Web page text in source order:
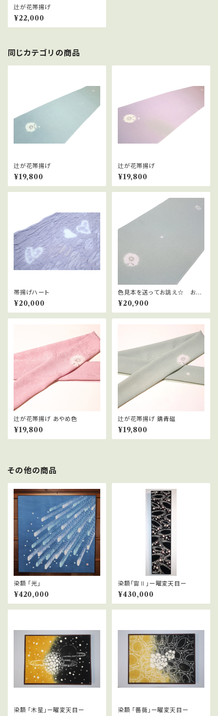
辻が花帯揚げ
¥22,000
同じカテゴリの商品
辻が花帯揚げ
¥19,800
辻が花帯揚げ
¥19,800
帯揚げハート
¥20,000
色見本を送ってお誂え☆ お好
きなお色で帯揚げオーダー～辻
が花～
¥20,900
辻が花帯揚げ あやめ色
¥19,800
辻が花帯揚げ 錆青磁
¥19,800
その他の商品
染額 「光」
¥420,000
染額「宙Ⅱ」ー曜変天目ー
¥430,000
染額 「木星」ー曜変天目ー 染額 「薔薇」ー曜変天目ー